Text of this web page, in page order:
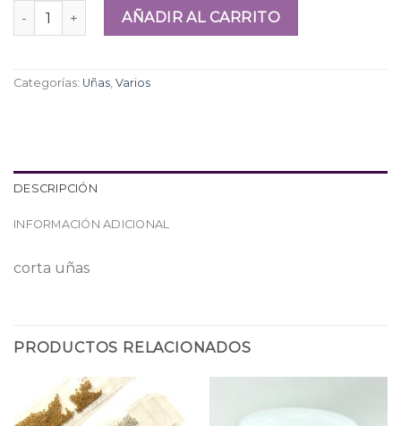
Alicate para uñas y pies Cherimoya paquete gris cantidad
AÑADIR AL CARRITO
Categorías: Uñas, Varios
DESCRIPCIÓN
INFORMACIÓN ADICIONAL
corta uñas
PRODUCTOS RELACIONADOS